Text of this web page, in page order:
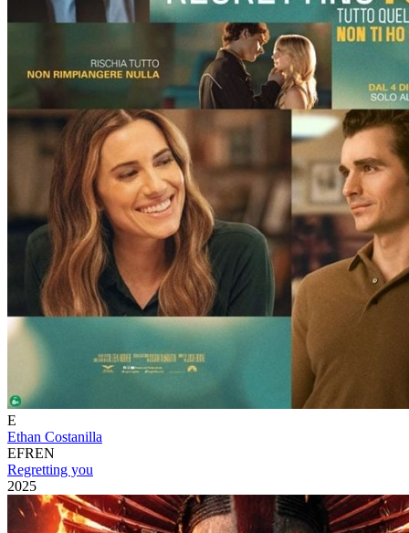
E
Ethan Costanilla
EFREN
Regretting you
2025